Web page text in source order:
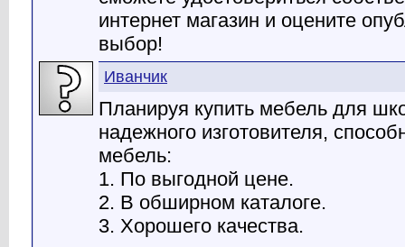
интернет магазин и оцените
выбор!
Иванчик
Планируя купить мебель для
надежного изготовителя,
мебель:
1. По выгодной цене.
2. В обширном каталоге.
3. Хорошего качества.